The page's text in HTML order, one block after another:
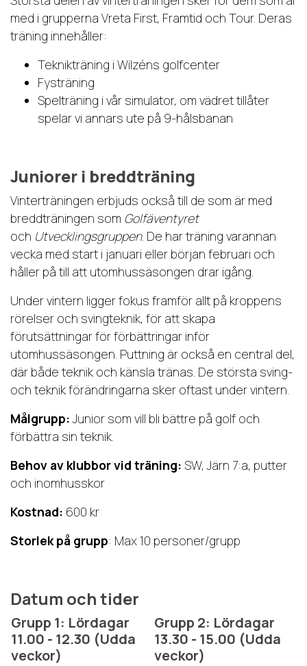
med i grupperna Vreta First, Framtid och Tour. Deras
träning innehåller:
Teknikträning i Wilzéns golfcenter
Fysträning
Spelträning i vår simulator, om vädret tillåter
spelar vi annars ute på 9-hålsbanan
Juniorer i breddträning
Vinterträningen erbjuds också till de som är med
breddträningen som Golfäventyret
och Utvecklingsgruppen. De har träning varannan
vecka med start i januari eller början februari och
håller på till att utomhussäsongen drar igång.
Under vintern ligger fokus framför allt på kroppens
rörelser och svingteknik, för att skapa
förutsättningar för förbättringar inför
utomhussäsongen. Puttning är också en central del,
där både teknik och känsla tränas. De största sving-
och teknik förändringarna sker oftast under vintern.
Målgrupp:Junior som vill bli bättre på golf och
förbättra sin teknik.
Behov av klubbor vid träning: SW, Järn 7:a, putter
och inomhusskor
Kostnad: 600 kr
Storlek på grupp: Max 10 personer/grupp
Datum och tider
Grupp 1: Lördagar
11.00 - 12.30 (Udda
veckor)
Grupp 2: Lördagar
13.30 - 15.00 (Udda
veckor)